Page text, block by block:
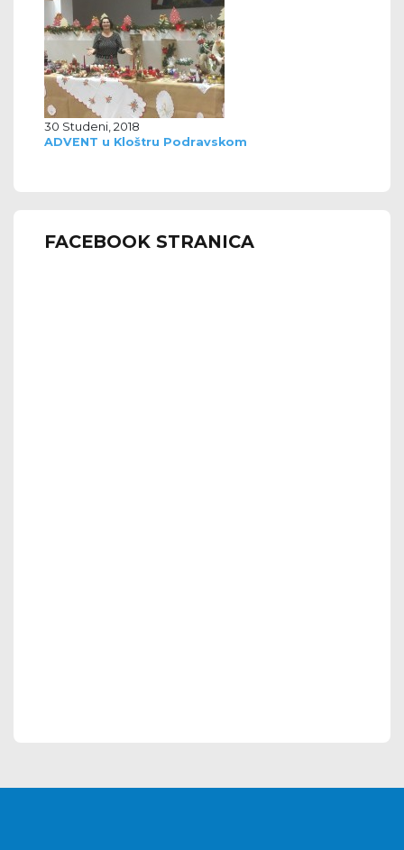
30 Studeni, 2018
ADVENT u Kloštru Podravskom
FACEBOOK STRANICA